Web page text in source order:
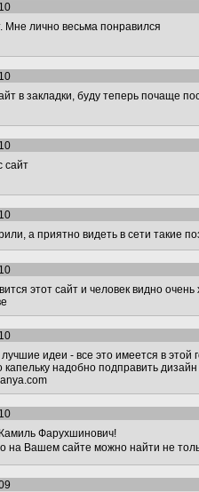
Мне лично весьма понравился
в закладки, буду теперь почаще
сайт
а приятно видеть в сети такие
этот сайт и человек видно
идеи - все это имеется в этой
капельку надобно подправить дизайн
Фарухшинович!
на Вашем сайте можно найти не